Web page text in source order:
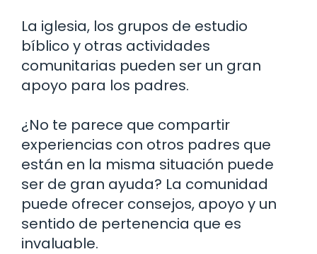
La iglesia, los grupos de estudio
bíblico y otras actividades
comunitarias pueden ser un gran
apoyo para los padres.
¿No te parece que compartir
experiencias con otros padres que
están en la misma situación puede
ser de gran ayuda? La comunidad
puede ofrecer consejos, apoyo y un
sentido de pertenencia que es
invaluable.